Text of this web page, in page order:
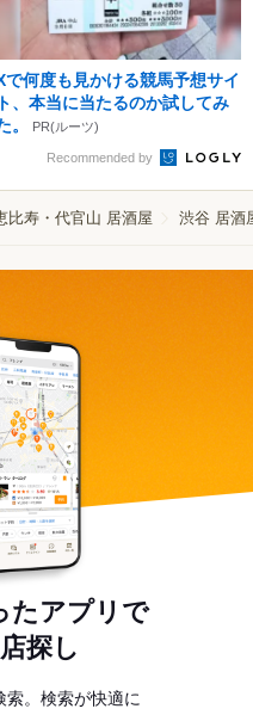
で何度も見かける競馬予想サイ
ト、本当に当たるのか試してみ
。
PR(ルーツ)
Recommended by
比寿・代官山 居酒屋 渋谷 居酒
たアプリで
探し
索。検索が快適に